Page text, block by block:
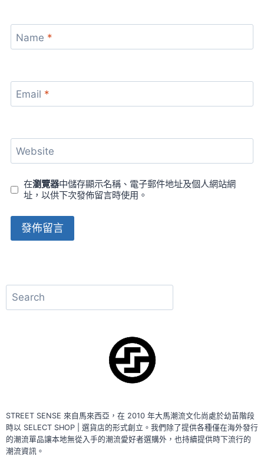
Name *
Email *
Website
在瀏覽器中儲存顯示名稱、電子郵件地址及個人網站網
址，以供下次發佈留言時使用。
搜
尋
STREET SENSE 來自馬來西亞，在 2010 年大馬潮流文化尚處於幼苗階段
時以 SELECT SHOP | 選貨店的形式創立。我們除了提供各種僅在海外發行
的潮流單品讓本地無從入手的潮流愛好者選購外，也持續提供時下流行的
潮流資訊。